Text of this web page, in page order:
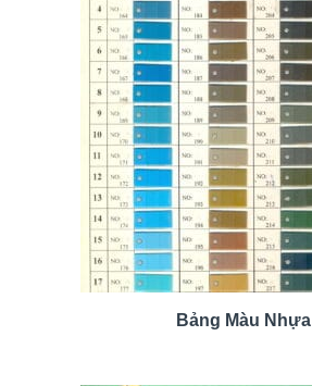
Bảng Màu Nhựa